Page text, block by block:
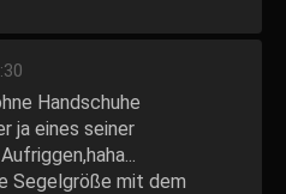
Handschuhe
ja eines seiner
Segelgröße mit dem